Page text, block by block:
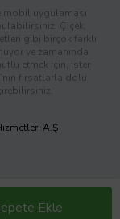
Ekle
mobil uygulaması
Çiçek,
gibi birçok farklı
ve zamanında
etmek için, ister
fırsatlarla dolu
A.Ş